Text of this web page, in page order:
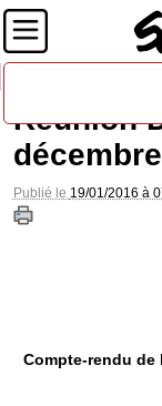
Réunion
Publié le 19/01/2016 à
Compte-rendu de